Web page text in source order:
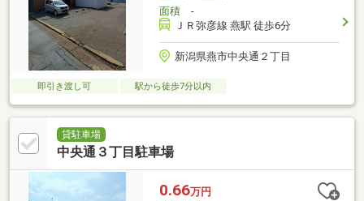
面積-
ＪＲ弥彦線 燕駅 徒歩6分
新潟県燕市中央通２丁目
即引き渡し可 駅から徒歩7分以内
貸駐車場
中央通３丁目駐車場
0.66万円